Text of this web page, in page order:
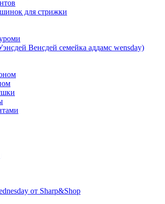
для стрижки
Венсдей семейка аддамс wensday)
от Sharp&Shop